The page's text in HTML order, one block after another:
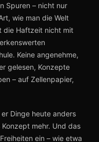
Spuren – nicht nur
wie man die Welt
die Haftzeit nicht mit
Keine angenehme,
gelesen, Konzepte
– auf Zellenpapier,
Dinge heute anders
mehr. Und das
ein – wie etwa